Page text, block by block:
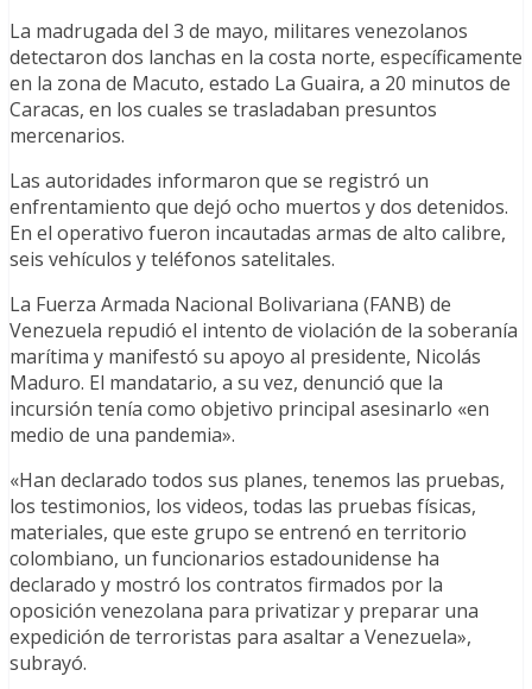
La madrugada del 3 de mayo, militares venezolanos
detectaron dos lanchas en la costa norte, específicamente
en la zona de Macuto, estado La Guaira, a 20 minutos de
Caracas, en los cuales se trasladaban presuntos
mercenarios.
Las autoridades informaron que se registró un
enfrentamiento que dejó ocho muertos y dos detenidos.
En el operativo fueron incautadas armas de alto calibre,
seis vehículos y teléfonos satelitales.
La Fuerza Armada Nacional Bolivariana (FANB) de
Venezuela repudió el intento de violación de la soberanía
marítima y manifestó su apoyo al presidente, Nicolás
Maduro. El mandatario, a su vez, denunció que la
incursión tenía como objetivo principal asesinarlo «en
medio de una pandemia».
«Han declarado todos sus planes, tenemos las pruebas,
los testimonios, los videos, todas las pruebas físicas,
materiales, que este grupo se entrenó en territorio
colombiano, un funcionarios estadounidense ha
declarado y mostró los contratos firmados por la
oposición venezolana para privatizar y preparar una
expedición de terroristas para asaltar a Venezuela»,
subrayó.